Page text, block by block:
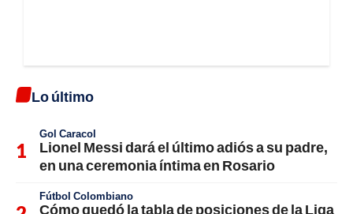
Lo último
Gol Caracol
Lionel Messi dará el último adiós a su padre,
en una ceremonia íntima en Rosario
Fútbol Colombiano
Cómo quedó la tabla de posiciones de la Liga